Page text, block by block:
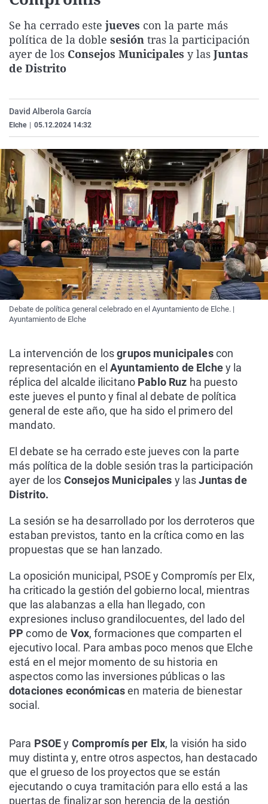
Gente viajera
Como el perro y el
Retornados
Equipo de
Galicia
La Rioja
Televisión
Elecciones
Se ha cerrado este jueves con la parte más
política de la doble sesión tras la participación
ayer de los Consejos Municipales y las Juntas
de Distrito
David Alberola García
Elche 05.12.2024 14:32
Debate de política general celebrado en el Ayuntamiento de Elche. |
Ayuntamiento de Elche
La intervención de losgrupos municipalescon
representación en el Ayuntamiento de Elchey la
réplica del alcalde ilicitano Pablo Ruz ha puesto
este jueves el punto y final al debate de política
general de este año, que ha sido el primero del
mandato.
El debate se ha cerrado este jueves con la parte
más política de la doble sesión tras la participación
ayer de los Consejos Municipales y lasJuntas de
Distrito.
La sesión se ha desarrollado por los derroteros que
estaban previstos, tanto en la crítica como en las
propuestas que se han lanzado.
La oposición municipal, PSOE y Compromís per Elx,
ha criticado la gestión del gobierno local, mientras
que las alabanzas a ella han llegado, con
expresiones incluso grandilocuentes, del lado del
PPcomo de Vox, formaciones que comparten el
ejecutivo local. Para ambas poco menos que Elche
está en el mejor momento de su historia en
aspectos como las inversiones públicas o las
dotaciones económicasen materia de bienestar
social.
Para PSOEy Compromís per Elx, la visión ha sido
muy distinta y, entre otros aspectos, han destacado
que el grueso de los proyectos que se están
ejecutando o cuya tramitación para ello está a las
puertas de finalizar son herencia de la gestión